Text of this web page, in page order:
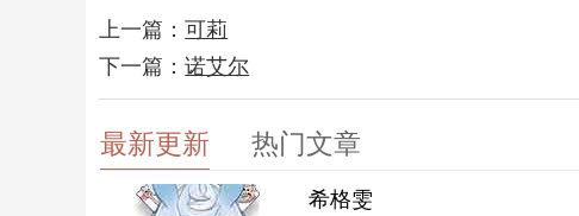
上一篇：可莉
下一篇：诺艾尔
最新更新 热门文章
希格雯